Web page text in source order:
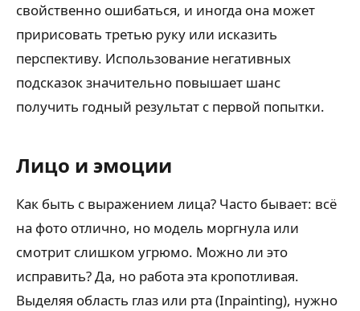
свойственно ошибаться, и иногда она может
пририсовать третью руку или исказить
перспективу. Использование негативных
подсказок значительно повышает шанс
получить годный результат с первой попытки.
Лицо и эмоции
Как быть с выражением лица? Часто бывает: всё
на фото отлично, но модель моргнула или
смотрит слишком угрюмо. Можно ли это
исправить? Да, но работа эта кропотливая.
Выделяя область глаз или рта (Inpainting), нужно